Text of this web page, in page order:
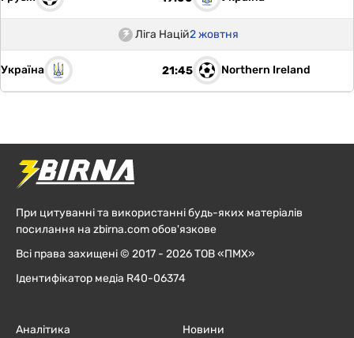
Ліга Націй2 жовтня
Україна 21:45 Northern Ireland
При цитуванні та використанні будь-яких матеріалів
посилання на zbirna.com обов'язкове
Всі права захищені © 2017 - 2026 ТОВ «ПМХ»
Ідентифікатор медіа R40-06374
Аналітика
Новини